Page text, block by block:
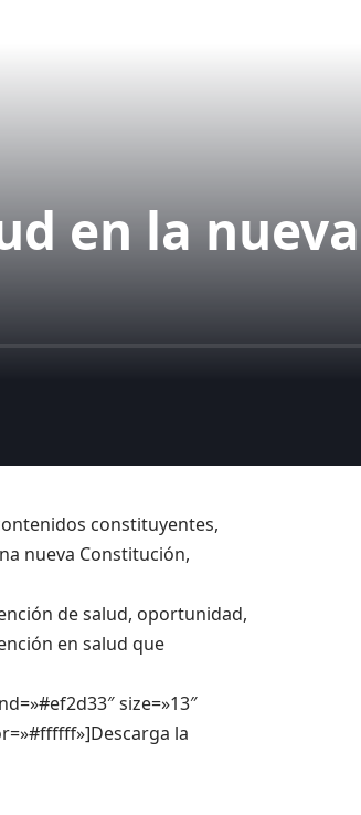
en la nueva
constituyentes,
nueva Constitución,
de salud, oportunidad,
en salud que
size=»13″
la